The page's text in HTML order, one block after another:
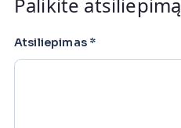
Palikite atsiliepimą
Atsiliepimas *